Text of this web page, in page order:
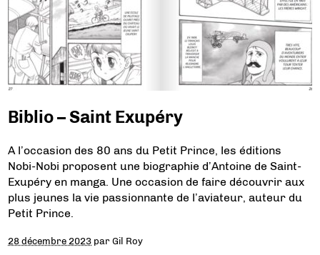
Biblio – Saint Exupéry
A l’occasion des 80 ans du Petit Prince, les éditions
Nobi-Nobi proposent une biographie d’Antoine de Saint-
Exupéry en manga. Une occasion de faire découvrir aux
plus jeunes la vie passionnante de l’aviateur, auteur du
Petit Prince.
28 décembre 2023 parGil Roy